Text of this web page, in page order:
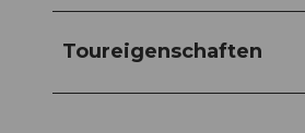
Toureigenschaften